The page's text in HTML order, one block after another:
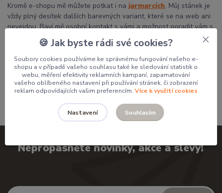
Kromě e-shopu mě můžete potkat i na jarmarcích. Můj stánek je
vždy plný desítek dalších barevných variant, které se na web ani
nevejdou. Baví mě osobní kontakt s vámi a možnost poradit vám s
výběrem přímo na místě.
Děkuji, že podporujete poctivou českou tvorbu a dáváte mým
výrobkům domov.
Pavlína
Nepropásněte novinky, akce a slevy!
🍪 Jak byste rádi své cookies?
Soubory cookies používáme ke správnému fungování našeho e-
shopu a v případě vašeho souhlasu také ke sledování statistik o
webu, měření efektivity reklamních kampaní, zapamatování
vašeho oblíbeného nastavení při používání stránek, či zobrazení
reklam odpovídajících vašim preferencím. Více k využití cookies
Nastavení Souhlasím